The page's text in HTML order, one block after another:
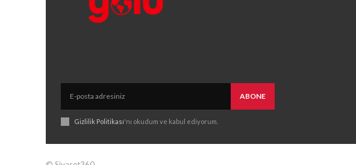
ABONE
Gizlilik Politikası'nı okudum ve kabul ediyorum.